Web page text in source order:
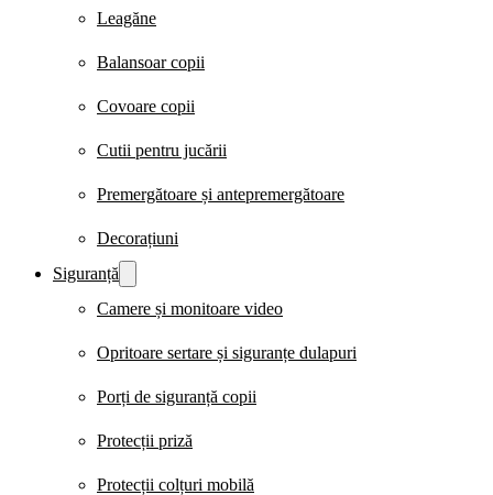
Leagăne
Balansoar copii
Covoare copii
Cutii pentru jucării
Premergătoare și antepremergătoare
Decorațiuni
Siguranță
Camere și monitoare video
Opritoare sertare și siguranțe dulapuri
Porți de siguranță copii
Protecții priză
Protecții colțuri mobilă